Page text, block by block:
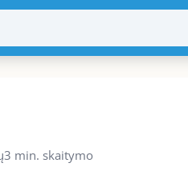
3 min. skaitymo